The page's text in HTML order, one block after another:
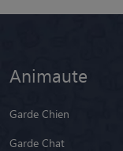
Animaute
Garde Chien
Garde Chat